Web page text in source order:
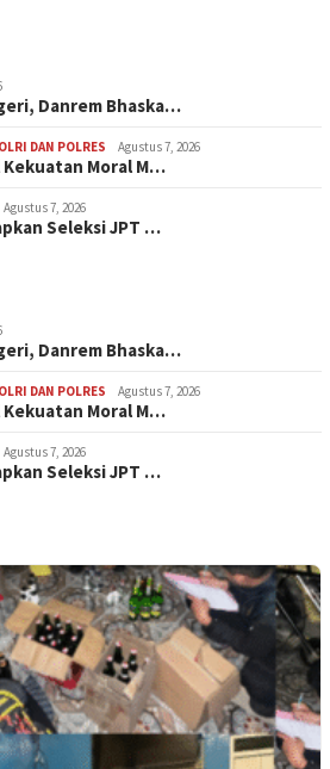
Danrem Bhaska…
DAN POLRES Agustus 7, 2026
Moral M…
Agustus 7, 2026
Seleksi JPT …
Danrem Bhaska…
DAN POLRES Agustus 7, 2026
Moral M…
Agustus 7, 2026
Seleksi JPT …